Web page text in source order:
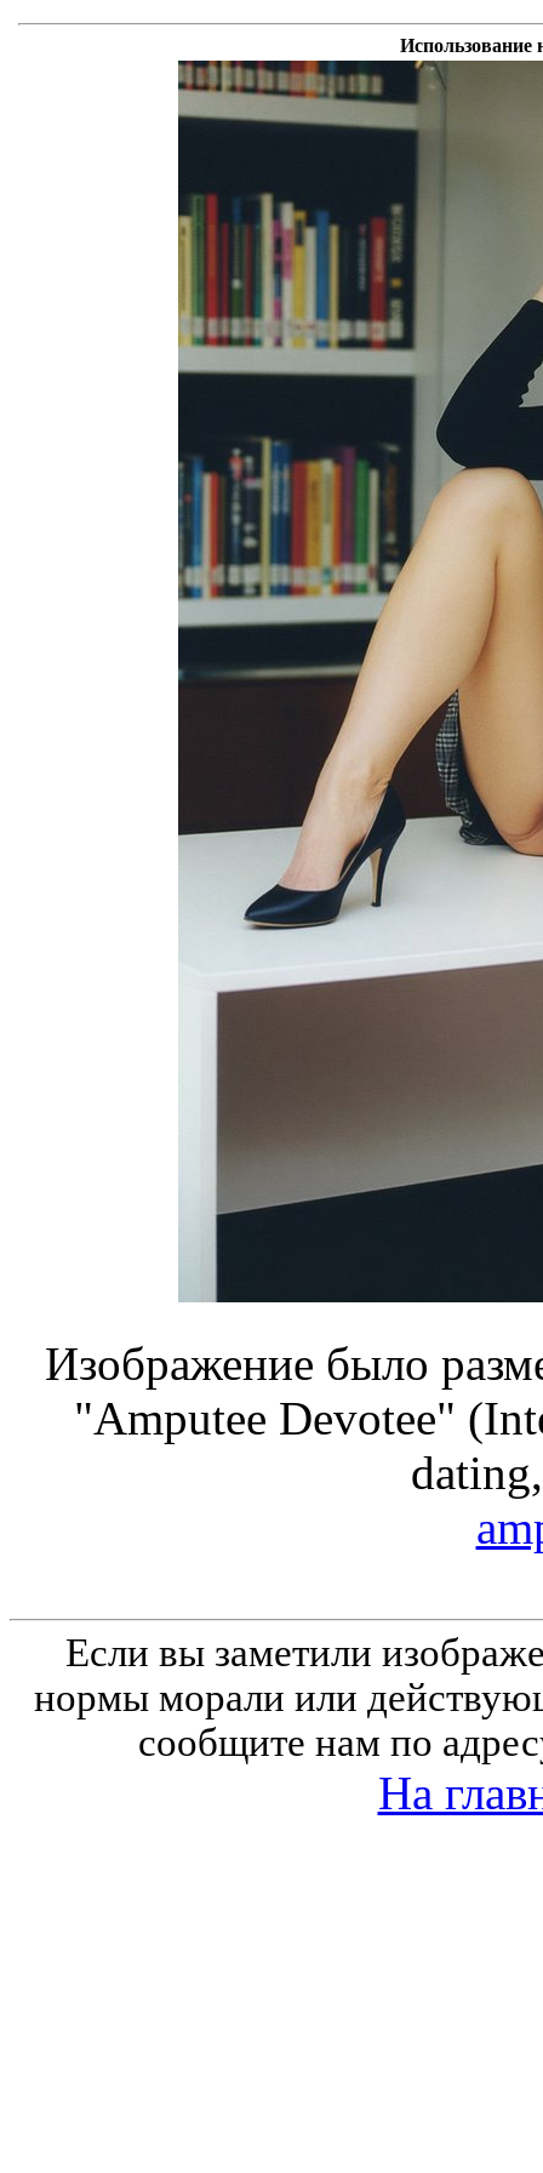
Использование
Изображение было
"Amputee Devotee"
Если вы заметили
нормы морали или
сообщите нам по
На